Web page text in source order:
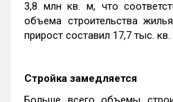
3,8 млн кв. м, что
объема строительства
прирост составил 17,7 тыс. кв.
Стройка замедляется